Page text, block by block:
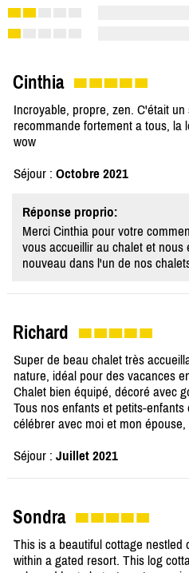
Cinthia
Incroyable, propre, zen. C'était
recommande fortement a tous, la
wow
Séjour : Octobre 2021
Réponse proprio:
Merci Cinthia pour votre
vous accueillir au chalet et
nouveau dans l'un de nos
Richard
Super de beau chalet très
nature, idéal pour des vacances
Chalet bien équipé, décoré avec
Tous nos enfants et petits-
célébrer avec moi et mon
Séjour : Juillet 2021
Sondra
This is a beautiful cottage nestled
within a gated resort. This log